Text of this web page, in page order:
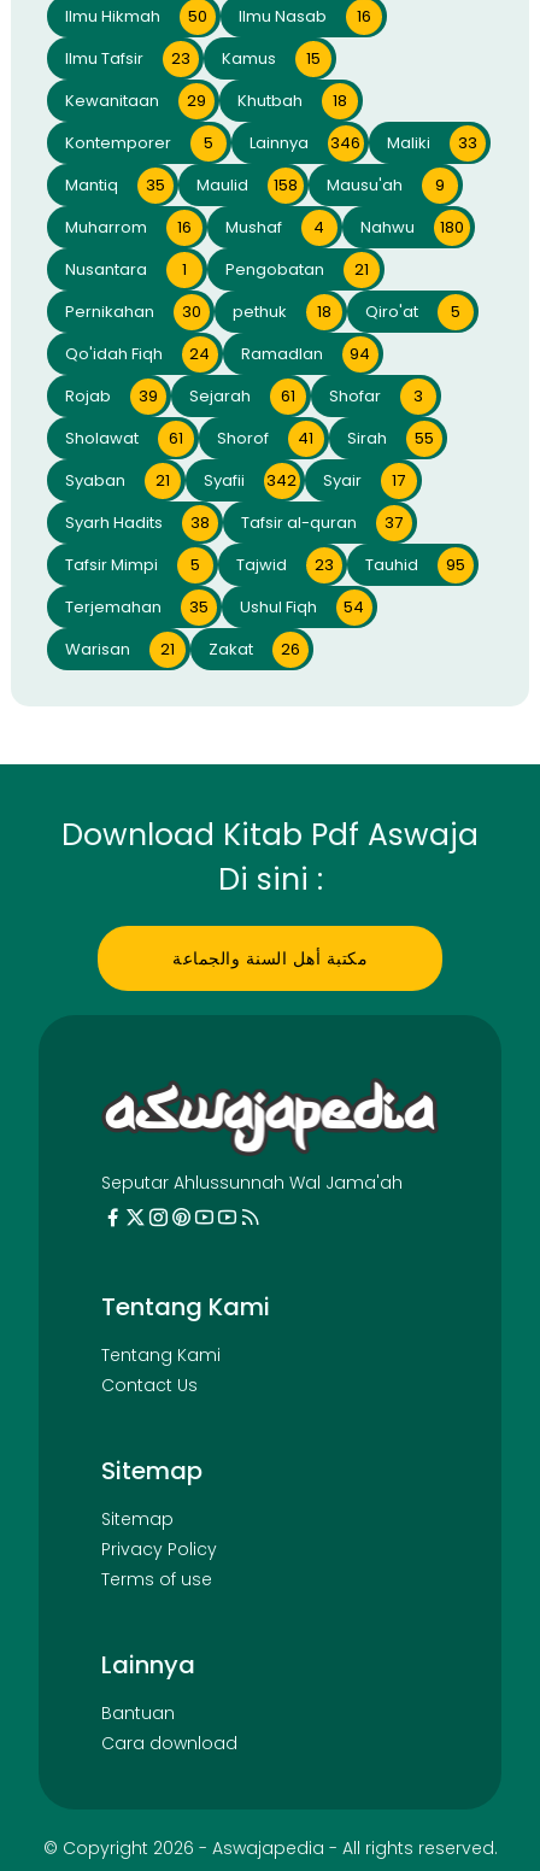
Ilmu Hikmah
50 Ilmu Nasab
16
Ilmu Tafsir
23 Kamus
15
Kewanitaan
29 Khutbah
18
Kontemporer
5 Lainnya 346 Maliki
33
Mantiq
35 Maulid 158 Mausu'ah
9
Muharrom
16 Mushaf 4 Nahwu
180
Nusantara
1 Pengobatan
21
Pernikahan
30 pethuk 18 Qiro'at
5
Qo'idah Fiqh
24 Ramadlan
94
Rojab
39 Sejarah 61 Shofar
3
Sholawat
61 Shorof 41 Sirah
55
Syaban
21 Syafii 342 Syair
17
Syarh Hadits
38 Tafsir al-quran
37
Tafsir Mimpi
5 Tajwid 23 Tauhid
95
Terjemahan
35 Ushul Fiqh
54
Warisan
21 Zakat 26
Download Kitab Pdf Aswaja
Di sini :
مكتبة أهل السنة والجماعة
Seputar Ahlussunnah Wal Jama'ah
Tentang Kami
Tentang Kami
Contact Us
Sitemap
Sitemap
Privacy Policy
Terms of use
Lainnya
Bantuan
Cara download
© Copyright 2026 - Aswajapedia - All rights reserved.